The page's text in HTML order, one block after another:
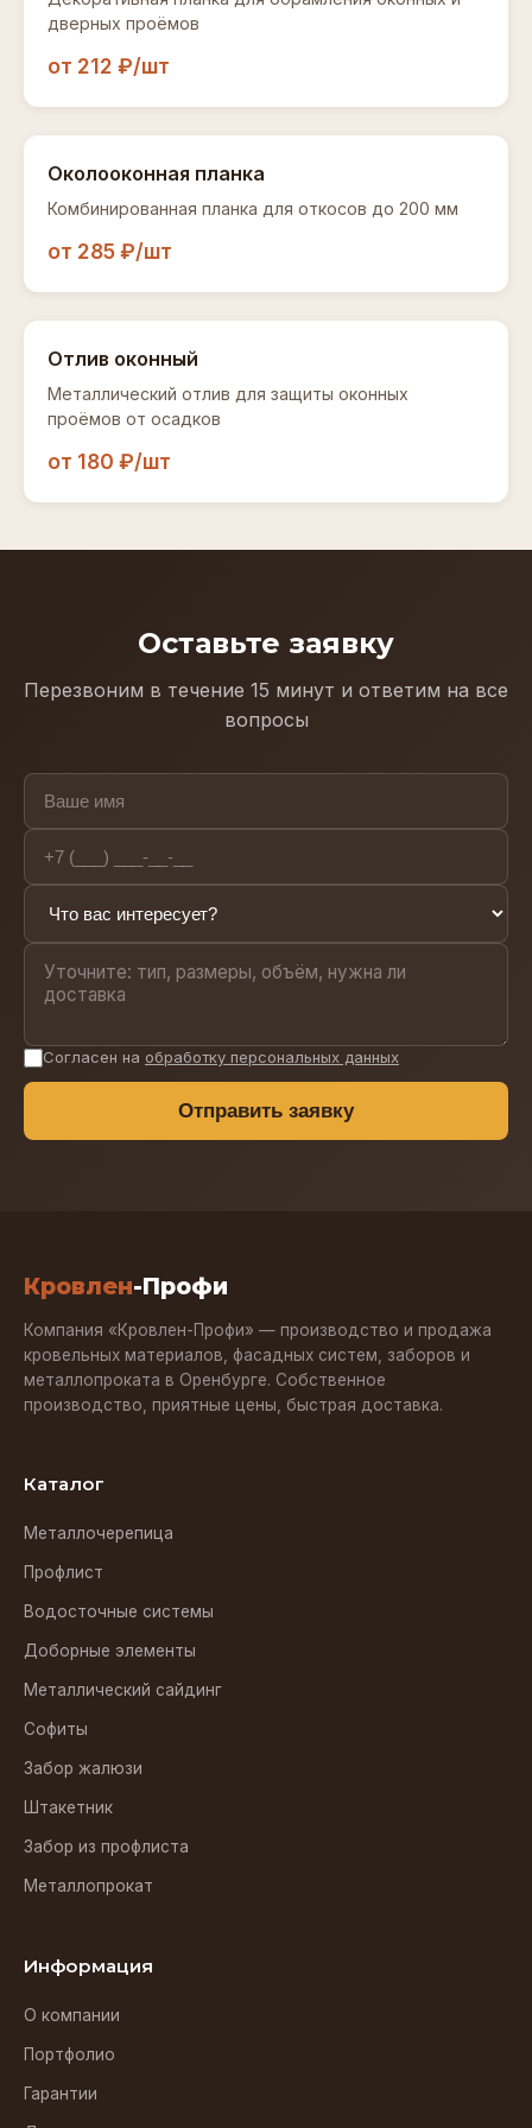
дверных проёмов
от 212 ₽/шт
Околооконная планка
Комбинированная планка для откосов до 200 мм
от 285 ₽/шт
Отлив оконный
Металлический отлив для защиты оконных
проёмов от осадков
от 180 ₽/шт
Оставьте заявку
Перезвоним в течение 15 минут и ответим на все
вопросы
Согласен на обработку персональных данных
Отправить заявку
Кровлен-Профи
Компания «Кровлен-Профи» — производство и продажа
кровельных материалов, фасадных систем, заборов и
металлопроката в Оренбурге. Собственное
производство, приятные цены, быстрая доставка.
Каталог
Металлочерепица
Профлист
Водосточные системы
Доборные элементы
Металлический сайдинг
Софиты
Забор жалюзи
Штакетник
Забор из профлиста
Металлопрокат
Информация
О компании
Портфолио
Гарантии